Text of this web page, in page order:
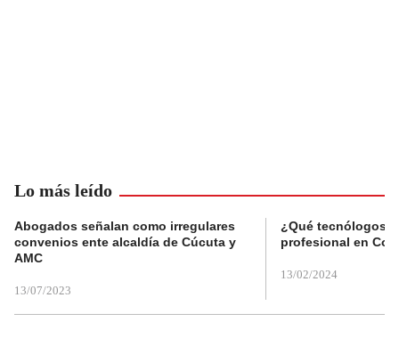
Lo más leído
Abogados señalan como irregulares
convenios ente alcaldía de Cúcuta y
AMC
13/07/2023
¿Qué tecnólogos
profesional en
13/02/2024